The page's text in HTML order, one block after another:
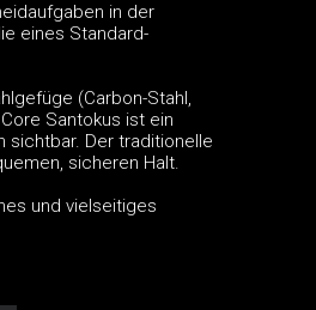
in der
eines Standard-
(Carbon-Stahl,
Santokus ist ein
sichtbar. Der traditionelle
sicheren Halt.
und vielseitiges